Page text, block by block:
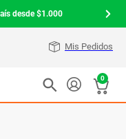
desde $1.000
Mis Pedidos
0